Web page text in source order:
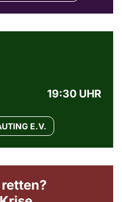
19:30 UHR
E.V.